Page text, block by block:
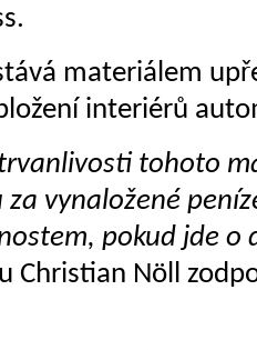
materiálem
interiérů
tohoto
vynaložené
pokud jde o
Christian Nöll